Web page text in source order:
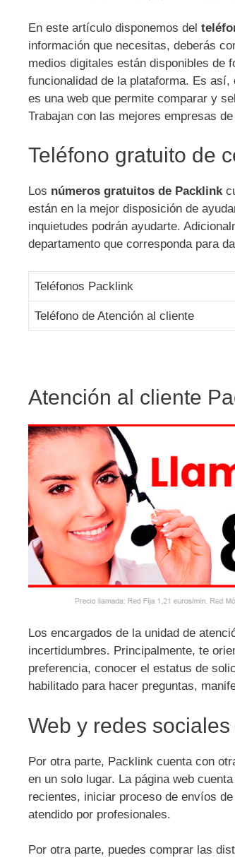
En este artículo disponemos del
información que necesitas, deberás
medios digitales están disponibles de
funcionalidad de la plataforma. Es
es una web que permite comparar y
Trabajan con las mejores empresas
Teléfono gratuito de
Los números gratuitos de Packlink
están en la mejor disposición de
inquietudes podrán ayudarte.
departamento que corresponda para
Teléfonos Packlink
Teléfono de Atención al cliente
Atención al cliente
Los encargados de la unidad de
incertidumbres. Principalmente, te
preferencia, conocer el estatus de
habilitado para hacer preguntas,
Web y redes
Por otra parte, Packlink cuenta con
en un solo lugar. La página web
recientes, iniciar proceso de envíos
atendido por profesionales.
Por otra parte, puedes comprar las